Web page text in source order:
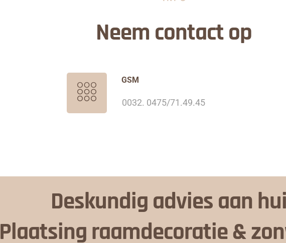
Neem contact op
GSM
0032. 0475/71.49.45
Deskundig advies aan
Plaatsing raamdecoratie &